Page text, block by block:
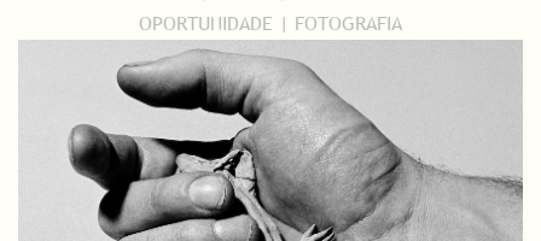
OPORTUNIDADE | FOTOGRAFIA